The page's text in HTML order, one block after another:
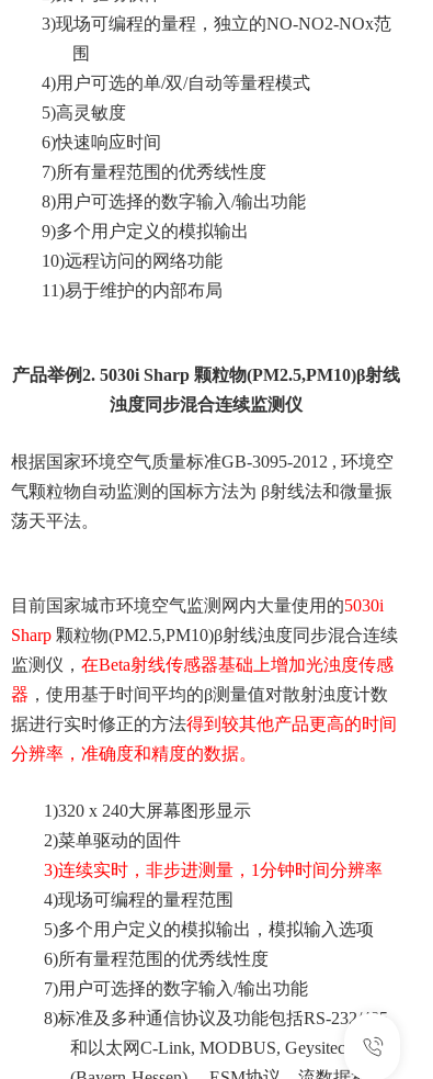
3)现场可编程的量程，独立的NO-NO2-NOx范
围
4)用户可选的单/双/自动等量程模式
5)高灵敏度
6)快速响应时间
7)所有量程范围的优秀线性度
8)用户可选择的数字输入/输出功能
9)多个用户定义的模拟输出
10)远程访问的网络功能
11)易于维护的内部布局
产品举例2. 5030i Sharp 颗粒物(PM2.5,PM10)β射线
浊度同步混合连续监测仪
根据国家环境空气质量标准GB-3095-2012 , 环境空
气颗粒物自动监测的国标方法为 β射线法和微量振
荡天平法。
目前国家城市环境空气监测网内大量使用的5030i
Sharp 颗粒物(PM2.5,PM10)β射线浊度同步混合连续
监测仪， 在Beta射线传感器基础上增加光浊度传感
器 ，使用基于时间平均的β测量值对散射浊度计数
据进行实时修正的方法得到较其他产品更高的时间
分辨率，准确度和精度的数据。
1)320 x 240大屏幕图形显示
2)菜单驱动的固件
3)连续实时，非步进测量，1分钟时间分辨率
4)现场可编程的量程范围
5)多个用户定义的模拟输出，模拟输入选项
6)所有量程范围的优秀线性度
7)用户可选择的数字输入/输出功能
8)标准及多种通信协议及功能包括RS-232/485
和以太网C-Link, MODBUS, Geysitech